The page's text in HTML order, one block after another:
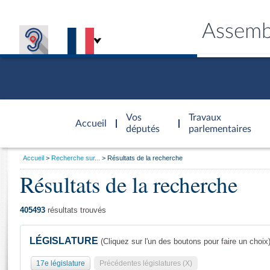
Accueil
d'accueil
Vos
députés
Travaux
parlementaires
Général
Vous
Accueil Recherche sur... Résultats de la recherche
Résultats de la recherche
405493 résultats trouvés
LÉGISLATURE (Cliquez sur l'un des boutons pour faire un choix)
17e législature Précédentes législatures (X)